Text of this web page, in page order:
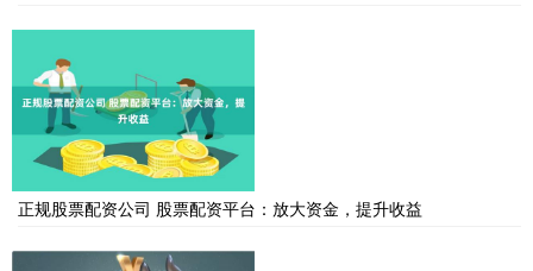
正规股票配资公司 股票配资平台：放大资金，提升收益